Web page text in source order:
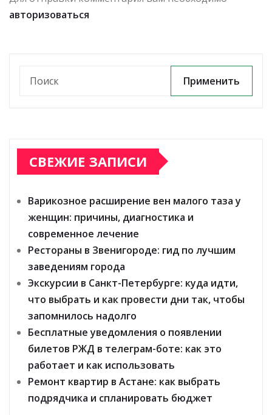
авторизоваться
Применить
СВЕЖИЕ ЗАПИСИ
Варикозное расширение вен малого таза у
женщин: причины, диагностика и
современное лечение
Рестораны в Звенигороде: гид по лучшим
заведениям города
Экскурсии в Санкт-Петербурге: куда идти,
что выбрать и как провести дни так, чтобы
запомнилось надолго
Бесплатные уведомления о появлении
билетов РЖД в телеграм-боте: как это
работает и как использовать
Ремонт квартир в Астане: как выбрать
подрядчика и спланировать бюджет